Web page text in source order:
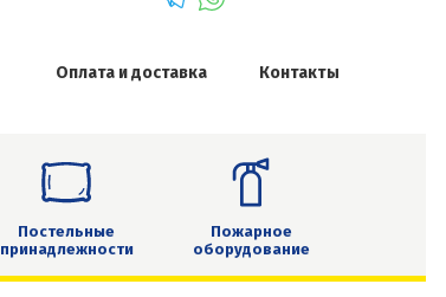
Оплата и доставка Контакты
Постельные
принадлежности
Пожарное
оборудование